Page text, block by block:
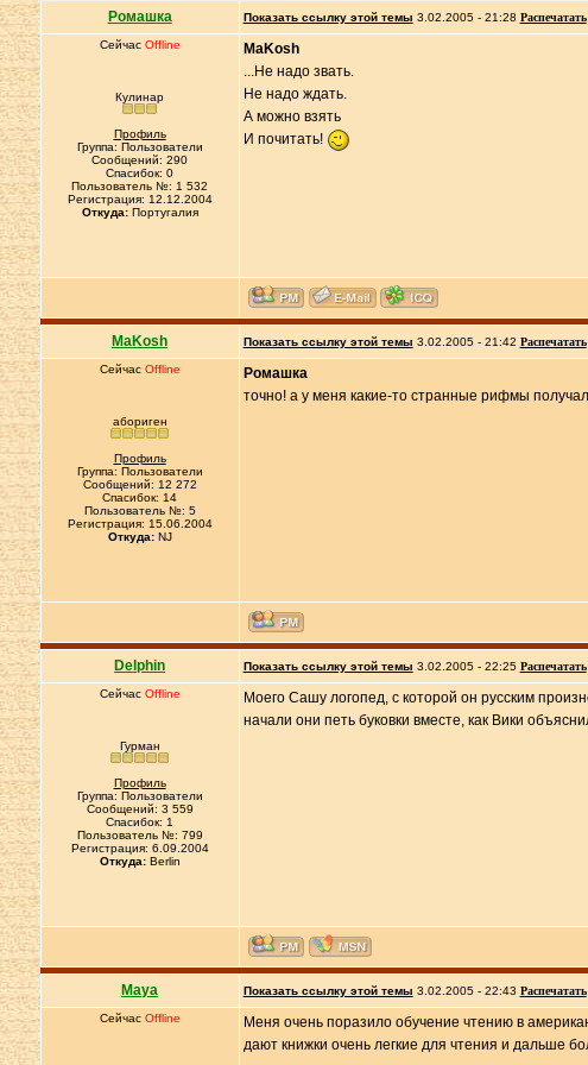
Ромашка Показать ссылку этой темы 3.02.2005 - 21:28 Распечатать
Сейчас Offline
Кулинар
Профиль
Группа: Пользователи
Сообщений: 290
Спасибок: 0
Пользователь №: 1 532
Регистрация: 12.12.2004
Откуда:Португалия
MaKosh
...Не надо звать.
Не надо ждать.
А можно взять
И почитать!
MaKosh Показать ссылку этой темы 3.02.2005 - 21:42 Распечатать
Сейчас Offline
абориген
Профиль
Группа: Пользователи
Сообщений: 12 272
Спасибок: 14
Пользователь №: 5
Регистрация: 15.06.2004
Откуда:NJ
Ромашка
точно! а у меня какие-то странные рифмы
Delphin Показать ссылку этой темы 3.02.2005 - 22:25 Распечатать
Сейчас Offline
Гурман
Профиль
Группа: Пользователи
Сообщений: 3 559
Спасибок: 1
Пользователь №: 799
Регистрация: 6.09.2004
Откуда:Berlin
Моего Сашу логопед, с которой он русским
начали они петь буковки вместе, как Вики
Maya Показать ссылку этой темы 3.02.2005 - 22:43 Распечатать
Сейчас Offline
Меня очень поразило обучение чтению в
дают книжки очень легкие для чтения и дальше